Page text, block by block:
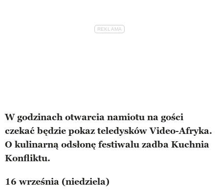
W godzinach otwarcia namiotu na gości
czekać będzie pokaz teledysków Video-Afryka.
O kulinarną odsłonę festiwalu zadba Kuchnia
Konfliktu.
16 września (niedziela)